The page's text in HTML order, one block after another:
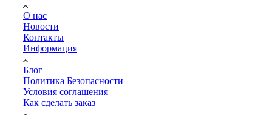
О нас
Новости
Контакты
Информация
Блог
Политика Безопасности
Условия соглашения
Как сделать заказ